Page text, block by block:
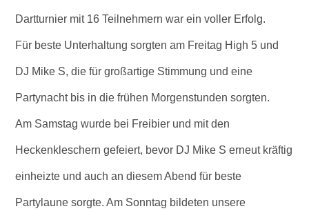
Dartturnier mit 16 Teilnehmern war ein voller Erfolg.
Für beste Unterhaltung sorgten am Freitag High 5 und
DJ Mike S, die für großartige Stimmung und eine
Partynacht bis in die frühen Morgenstunden sorgten.
Am Samstag wurde bei Freibier und mit den
Heckenkleschern gefeiert, bevor DJ Mike S erneut kräftig
einheizte und auch an diesem Abend für beste
Partylaune sorgte. Am Sonntag bildeten unsere